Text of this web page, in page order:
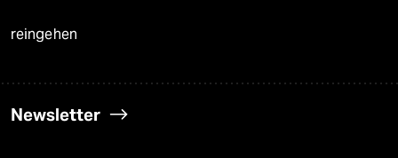
reingehen
Newsletter